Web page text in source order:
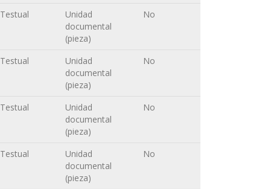
Testual
Unidad
documental
(pieza)
No
Testual
Unidad
documental
(pieza)
No
Testual
Unidad
documental
(pieza)
No
Testual
Unidad
documental
(pieza)
No